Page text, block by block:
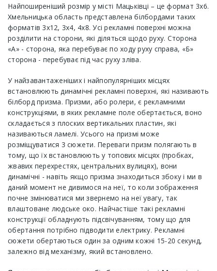
Найпоширеніший розмір у місті Мацьківці – це формат 3х6.
Хмельницька область представлена ​​білбордами таких
форматів 3х12, 3х4, 4х8. Усі рекламні поверхні можна
розділити на сторони, які діляться щодо руху. Сторона
«А» - сторона, яка перебуває по ходу руху справа, «Б»
сторона - перебуває під час руху зліва.
У найзавантаженіших і найпопулярніших місцях
встановлюють динамічні рекламні поверхні, які називають
білборд призма. Призми, або ролери, є рекламними
конструкціями, в яких рекламне поле обертається, воно
складається з плоских вертикальних пластин, які
називаються ламелі. Усього на призмі може
розміщуватися 3 сюжети. Переваги призм полягають в
тому, що їх встановлюють у топових місцях (пробках,
жвавих перехрестях, центральних вулицях), вони
динамічні - навіть якщо призма знаходиться збоку і ми в
даний момент не дивимося на неї, то коли зображення
почне змінюватися ми звернемо на неї увагу, так
влаштоване людське око. Найчастіше такі рекламні
конструкції обладнують підсвічуванням, тому що для
обертання потрібно підводити електрику. Рекламні
сюжети обертаються один за одним кожні 15-20 секунд,
залежно від механізму, який встановлено.